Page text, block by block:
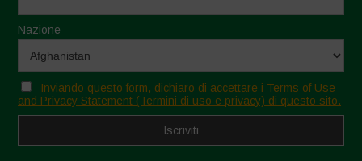
Nazione
Inviando questo form, dichiaro di accettare i Terms of Use
and Privacy Statement (Termini di uso e privacy) di questo sito.